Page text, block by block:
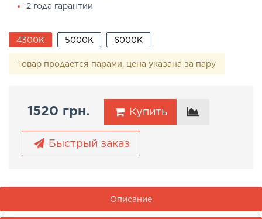
2 года гарантии
4300K 5000K 6000K
Товар продается парами, цена указана за пару
1520 грн. Купить
Быстрый заказ
Описание